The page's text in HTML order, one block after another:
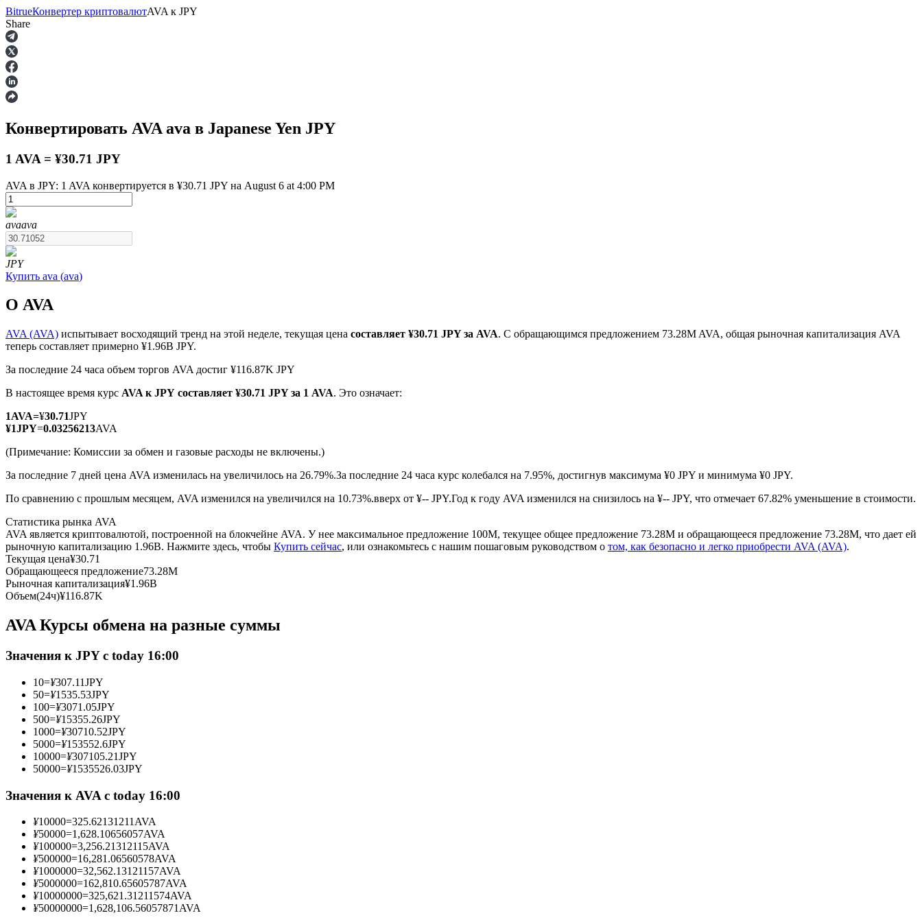
Фьючерсы
USDT-фьючерсы
Фьючерсы с использованием USDT в качестве обеспечения
Фьючерсы на COIN-M
Криптовалютные фьючерсы
Фьючерсы с использованием USDC в качестве обеспечения
Копирование торговли
Присоединяйтесь к лучшим трейдерам
BitrueКонвертер криптовалютAVA к JPY
Share
Конвертировать AVA ava в Japanese Yen JPY
1 AVA = ¥30.71 JPY
AVA в JPY: 1 AVA конвертируется в ¥30.71 JPY на August 6 at 4:00 PM
avaava
JPY
Купить ava (ava)
О AVA
AVA (AVA) испытывает восходящий тренд на этой неделе, текущая цена составляет ¥30.71 JPY за AVA. С обращающимся предложением 73.28M AVA, общая рыночная капитализация AVA
теперь составляет примерно ¥1.96B JPY.
За последние 24 часа объем торгов AVA достиг ¥116.87K JPY
В настоящее время курс AVA к JPY составляет ¥30.71 JPY за 1 AVA. Это означает:
1AVA=¥30.71JPY
¥1JPY=0.03256213AVA
(Примечание: Комиссии за обмен и газовые расходы не включены.)
За последние 7 дней цена AVA изменилась на увеличилось на 26.79%.За последние 24 часа курс колебался на 7.95%, достигнув максимума ¥0 JPY и минимума ¥0 JPY.
По сравнению с прошлым месяцем, AVA изменился на увеличился на 10.73%.вверх от ¥-- JPY.Год к году AVA изменился на снизилось на ¥-- JPY, что отмечает 67.82% уменьшение в стоимости.
Статистика рынка AVA
AVA является криптовалютой, построенной на блокчейне AVA. У нее максимальное предложение 100M, текущее общее предложение 73.28M и обращающееся предложение 73.28M, что дает ей
рыночную капитализацию 1.96B. Нажмите здесь, чтобы Купить сейчас, или ознакомьтесь с нашим пошаговым руководством о том, как безопасно и легко приобрести AVA (AVA).
Текущая цена¥30.71
Обращающееся предложение73.28M
Рыночная капитализация¥1.96B
Объем(24ч)¥116.87K
AVA Курсы обмена на разные суммы
Значения к JPY с today 16:00
10=¥307.11JPY
50=¥1535.53JPY
100=¥3071.05JPY
500=¥15355.26JPY
1000=¥30710.52JPY
5000=¥153552.6JPY
10000=¥307105.21JPY
50000=¥1535526.03JPY
Значения к AVA с today 16:00
¥10000=325.62131211 AVA
¥50000=1,628.10656057AVA
¥100000=3,256.21312115AVA
¥500000=16,281.06560578AVA
¥1000000=32,562.13121157AVA
¥5000000=162,810.65605787AVA
¥10000000=325,621.31211574AVA
¥50000000=1,628,106.56057871 AVA